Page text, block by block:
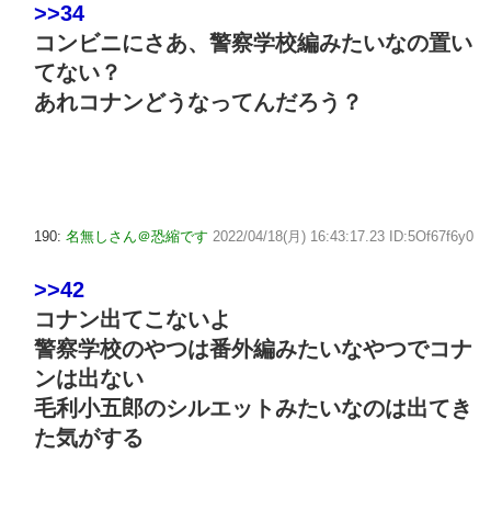
>>34
コンビニにさあ、警察学校編みたいなの置い
てない？
あれコナンどうなってんだろう？
190: 名無しさん＠恐縮です 2022/04/18(月) 16:43:17.23 ID:5Of67f6y0
>>42
コナン出てこないよ
警察学校のやつは番外編みたいなやつでコナ
ンは出ない
毛利小五郎のシルエットみたいなのは出てき
た気がする